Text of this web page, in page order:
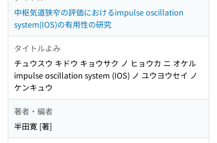
中枢気道狭窄の評価におけるimpulse oscillation
system(IOS)の有用性の研究
タイトルよみ
チュウスウ キドウ キョウサク ノ ヒョウカ ニ オケル
impulse oscillation system (IOS) ノ ユウヨウセイ ノ
ケンキュウ
著者・編者
半田寛 [著]